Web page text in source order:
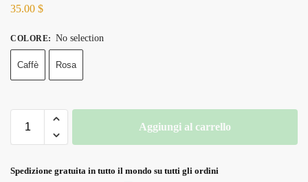
35.00 $
COLORE: No selection
Caffè Rosa
Aggiungi al carrello
Spedizione gratuita in tutto il mondo su tutti gli ordini